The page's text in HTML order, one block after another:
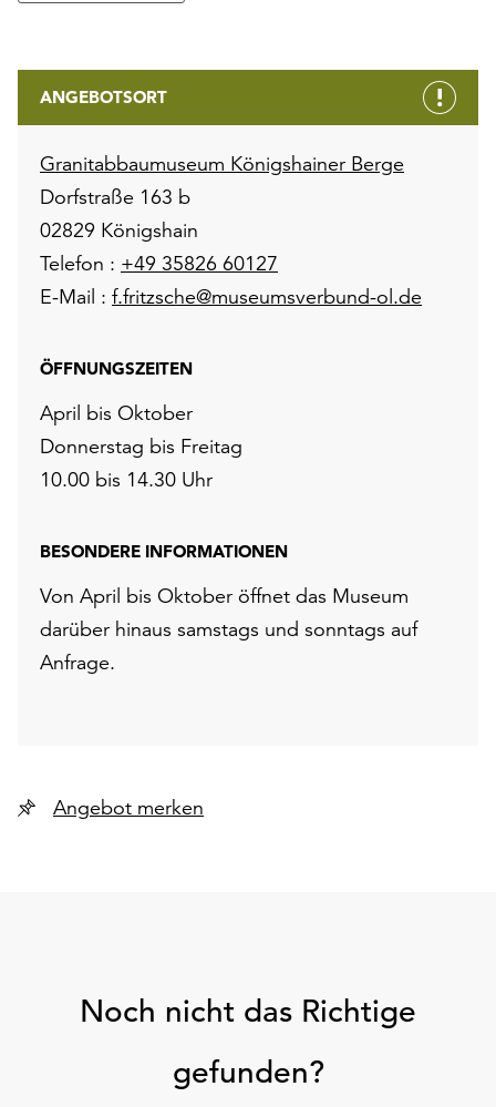
ANGEBOTSORT
Granitabbaumuseum Königshainer Berge
Dorfstraße 163 b
02829 Königshain
Telefon : +49 35826 60127
E-Mail : f.fritzsche@museumsverbund-ol.de
ÖFFNUNGSZEITEN
April bis Oktober
Donnerstag bis Freitag
10.00 bis 14.30 Uhr
BESONDERE INFORMATIONEN
Von April bis Oktober öffnet das Museum
darüber hinaus samstags und sonntags auf
Anfrage.
Angebot merken
Noch nicht das Richtige
gefunden?